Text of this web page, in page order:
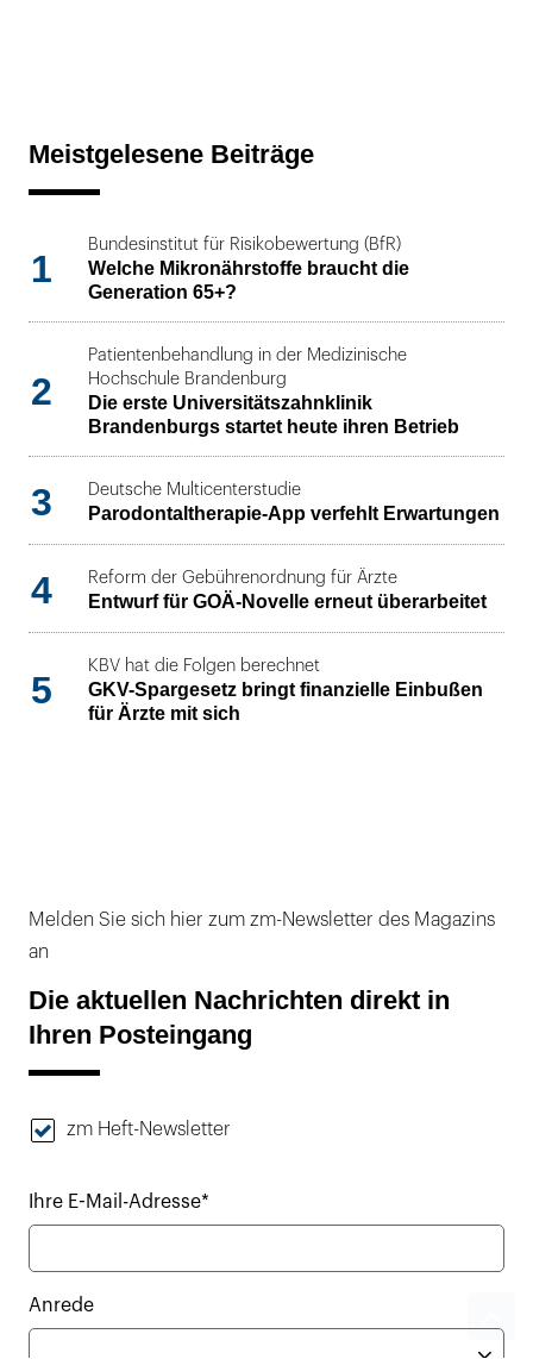
Meistgelesene Beiträge
1
Bundesinstitut für Risikobewertung (BfR)
Welche Mikronährstoffe braucht die
Generation 65+?
2
Patientenbehandlung in der Medizinische
Hochschule Brandenburg
Die erste Universitätszahnklinik
Brandenburgs startet heute ihren Betrieb
3 Deutsche Multicenterstudie
Parodontaltherapie-App verfehlt Erwartungen
4 Reform der Gebührenordnung für Ärzte
Entwurf für GOÄ-Novelle erneut überarbeitet
5
KBV hat die Folgen berechnet
GKV-Spargesetz bringt finanzielle Einbußen
für Ärzte mit sich
Melden Sie sich hier zum zm-Newsletter des Magazins
an
Die aktuellen Nachrichten direkt in
Ihren Posteingang
zm Heft-Newsletter
Ihre E-Mail-Adresse*
Anrede